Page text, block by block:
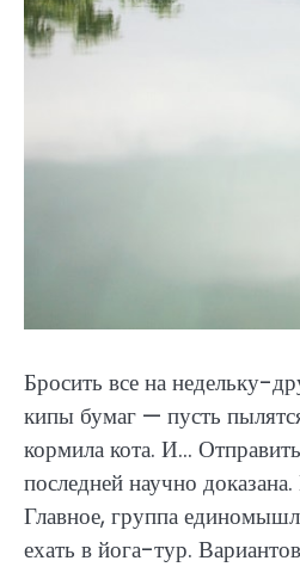
Бросить все на недельку-
кипы бумаг — пусть
кормила кота. И…
последней научно
Главное, группа
ехать в йога-тур.